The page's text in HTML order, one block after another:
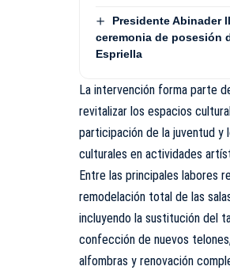
Presidente Abinader
ceremonia de posesión
Espriella
La intervención forma parte
revitalizar los espacios
participación de la juventud y
culturales en actividades
Entre las principales labores
remodelación total de las
incluyendo la sustitución del
confección de nuevos
alfombras y renovación